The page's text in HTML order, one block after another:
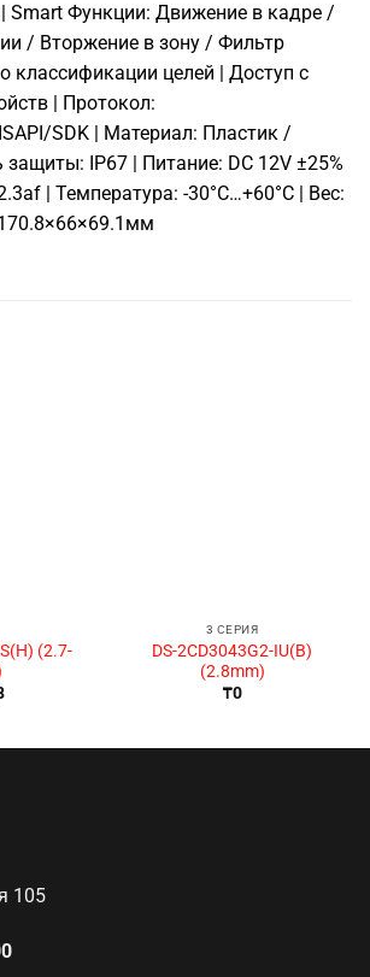
| Smart Функции: Движение в кадре /
/ Вторжение в зону / Фильтр
классификации целей | Доступ с
| Протокол:
SDK | Материал: Пластик /
защиты: IP67 | Питание: DC 12V ±25%
| Температура: -30°C…+60°C | Вес:
(2.7-
3 СЕРИЯ
DS-2CD3043G2-IU(B)
(2.8mm)
₸0
105